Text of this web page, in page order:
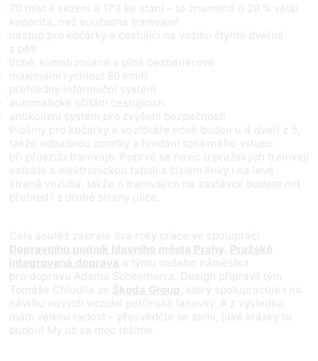
70 míst k sezení a 173 ke stání – to znamená o 20 % větší
kapacita, než současné tramvaje!
nástup pro kočárky a cestující na vozíku čtyřmi dveřmi
z pěti
tiché, klimatizované a plně bezbariérové
maximální rychlost 80 km/h
přehledný informační systém
automatické sčítání cestujících
antikolizní systém pro zvýšení bezpečnosti
Plošiny pro kočárky a vozíčkáře nově budou u 4 dveří z 5,
takže odpadnou zmatky a hledání správného vstupu
při příjezdu tramvaje. Poprvé se navíc u pražských tramvají
setkáte s elektronickou tabulí s číslem linky i na levé
straně vozidla, takže o tramvajích na zastávce budete mít
přehled i z druhé strany ulice.
Celá soutěž zabrala dva roky práce ve spolupráci
Dopravního podnik hlavního města Prahy Pražské
integrovaná doprava a týmu našeho náměstka
pro dopravu Adama Scheinherra. Design připravil tým
Tomáše Chludila ze Škoda Group , který spolupracuje i na
návrhu nových vozidel petřínské lanovky. A z výsledku
mám velkou radost – přesvědčte se sami, jaké krásky to
budou! My už se moc těšíme.